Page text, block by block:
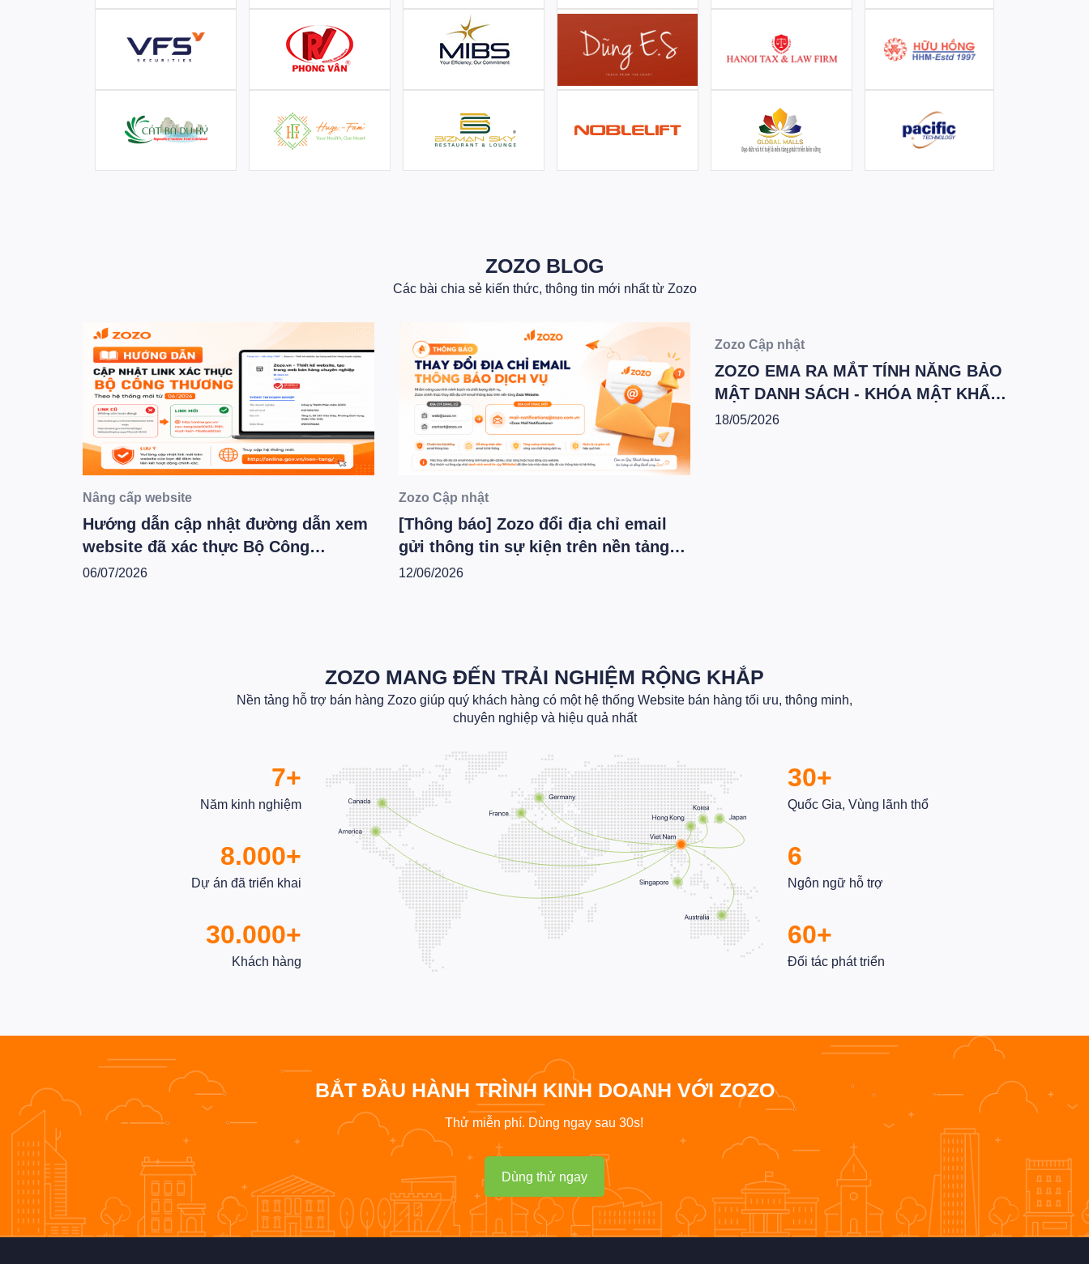
ZOZO BLOG
Các bài chia sẻ kiến thức, thông tin mới nhất từ Zozo
Nâng cấp website
Hướng dẫn cập nhật đường dẫn xem
website đã xác thực Bộ Công
Thương theo hệ thống mới - T6.2026
06/07/2026
Zozo Cập nhật
[Thông báo] Zozo đổi địa chỉ email
gửi thông tin sự kiện trên nền tảng
Zozo Website
12/06/2026
ZOZO MANG ĐẾN TRẢI NGHIỆM RỘNG KHẮP
Nền tảng hỗ trợ bán hàng Zozo giúp quý khách hàng có một hệ thống Website bán hàng tối ưu, thông minh,
chuyên nghiệp và hiệu quả nhất
7+
Năm kinh nghiệm
8.000+
Dự án đã triển khai
30.000+
Khách hàng
30+
Quốc Gia, Vùng lãnh thổ
6
Ngôn ngữ hỗ trợ
60+
Đối tác phát triển
BẮT ĐẦU HÀNH TRÌNH KINH DOANH VỚI ZOZO
Thử miễn phí. Dùng ngay sau 30s!
Dùng thử ngay